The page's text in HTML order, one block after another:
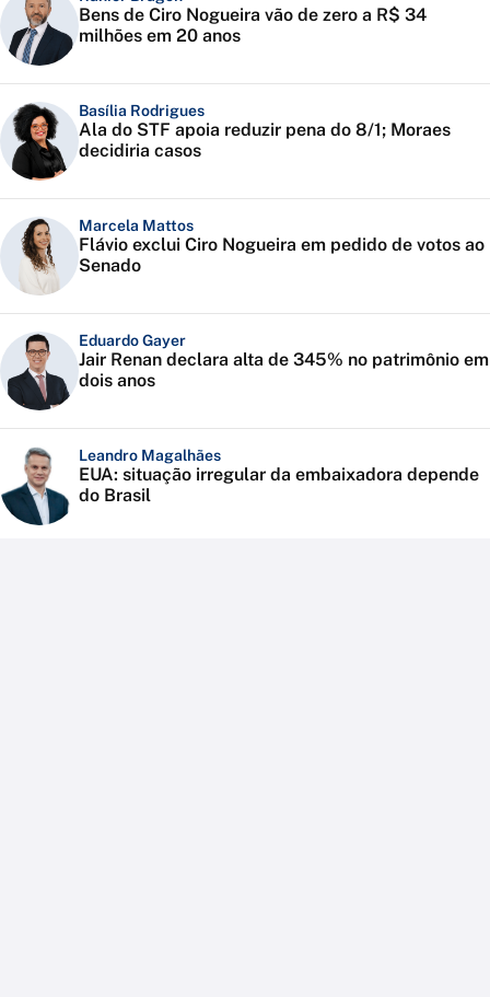
Bens de Ciro Nogueira vão de zero a R$ 34
milhões em 20 anos
Basília Rodrigues
Ala do STF apoia reduzir pena do 8/1; Moraes
decidiria casos
Marcela Mattos
Flávio exclui Ciro Nogueira em pedido de votos ao
Senado
Eduardo Gayer
Jair Renan declara alta de 345% no patrimônio em
dois anos
Leandro Magalhães
EUA: situação irregular da embaixadora depende
do Brasil